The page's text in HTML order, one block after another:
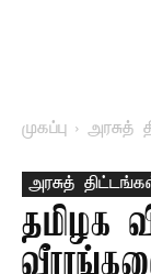
முகப்பு அரசுத்
அரசுத்
தமிழக